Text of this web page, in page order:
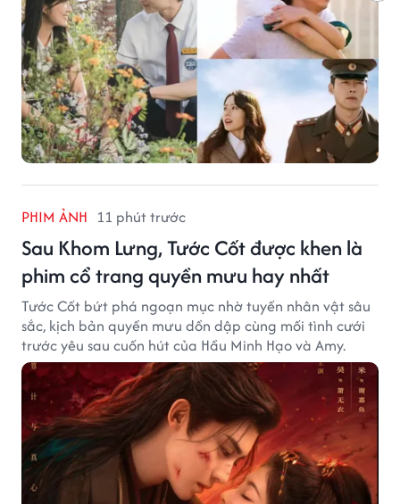
PHIM ẢNH 11 phút trước
Sau Khom Lưng, Tước Cốt được khen là
phim cổ trang quyền mưu hay nhất
Tước Cốt bứt phá ngoạn mục nhờ tuyến nhân vật sâu
sắc, kịch bản quyền mưu dồn dập cùng mối tình cưới
trước yêu sau cuốn hút của Hầu Minh Hạo và Amy.